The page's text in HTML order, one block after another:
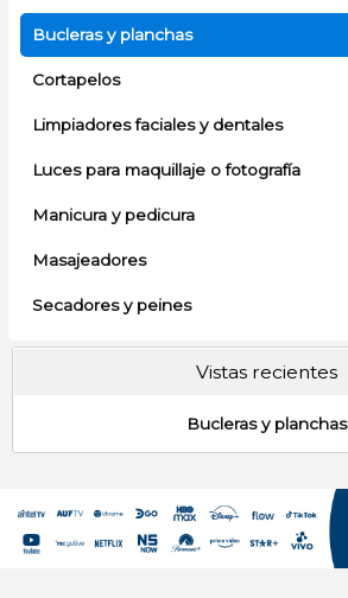
Bucleras y planchas
Cortapelos
Limpiadores faciales y dentales
Luces para maquillaje o fotografía
Manicura y pedicura
Masajeadores
Secadores y peines
Vistas recientes
Bucleras y planchas